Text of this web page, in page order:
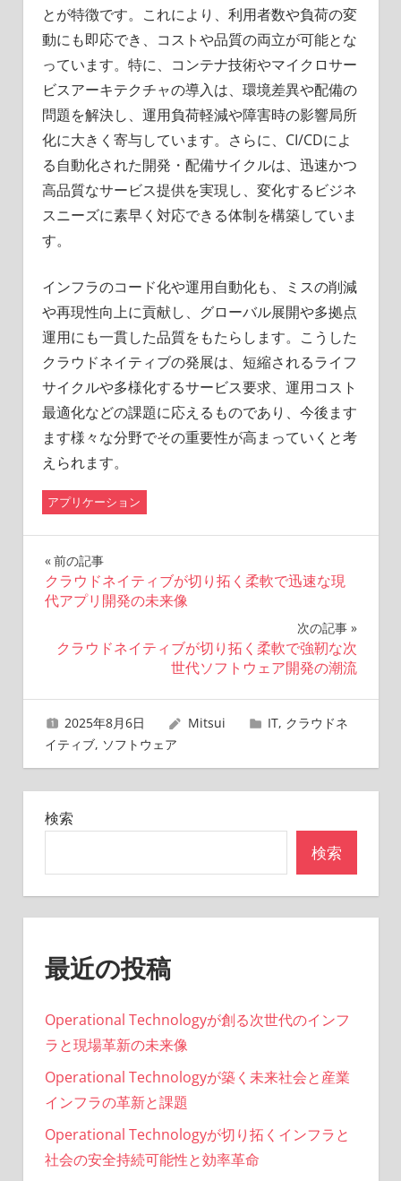
とが特徴です。これにより、利用者数や負荷の変
動にも即応でき、コストや品質の両立が可能とな
っています。特に、コンテナ技術やマイクロサー
ビスアーキテクチャの導入は、環境差異や配備の
問題を解決し、運用負荷軽減や障害時の影響局所
化に大きく寄与しています。さらに、CI/CDによ
る自動化された開発・配備サイクルは、迅速かつ
高品質なサービス提供を実現し、変化するビジネ
スニーズに素早く対応できる体制を構築していま
す。
インフラのコード化や運用自動化も、ミスの削減
や再現性向上に貢献し、グローバル展開や多拠点
運用にも一貫した品質をもたらします。こうした
クラウドネイティブの発展は、短縮されるライフ
サイクルや多様化するサービス要求、運用コスト
最適化などの課題に応えるものであり、今後ます
ます様々な分野でその重要性が高まっていくと考
えられます。
アプリケーション
投
稿
ナ
ゲ
ー
シ
ョ
前の記事
クラウドネイティブが切り拓く柔軟で迅速な現
代アプリ開発の未来像
次の記事
クラウドネイティブが切り拓く柔軟で強靭な次
世代ソフトウェア開発の潮流
2025年8月6日 Mitsui IT, クラウドネ
イティブ, ソフトウェア
検索
検索
最近の投稿
Operational Technologyが創る次世代のインフ
ラと現場革新の未来像
Operational Technologyが築く未来社会と産業
インフラの革新と課題
Operational Technologyが切り拓くインフラと
社会の安全持続可能性と効率革命